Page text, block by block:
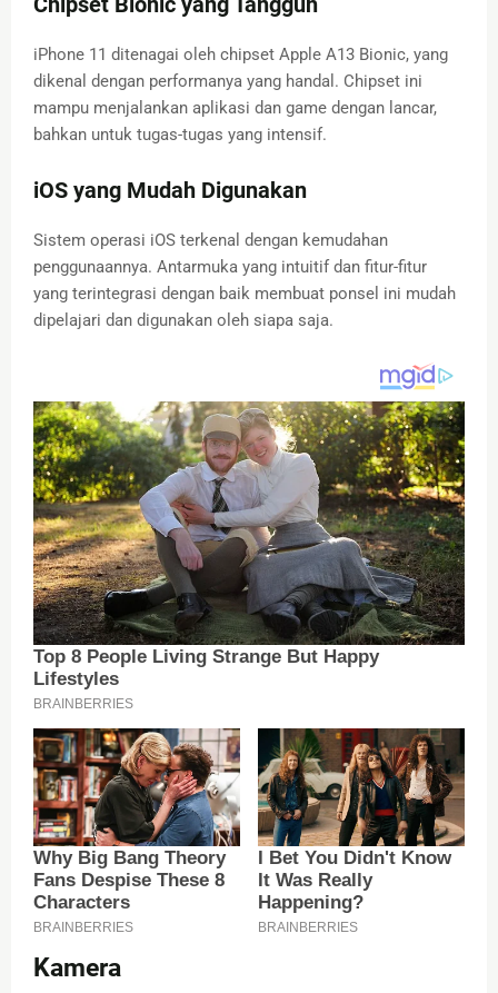
iPhone 11 ditenagai oleh chipset Apple A13 Bionic, yang
dikenal dengan performanya yang handal. Chipset ini
mampu menjalankan aplikasi dan game dengan lancar,
bahkan untuk tugas-tugas yang intensif.
iOS yang Mudah Digunakan
Sistem operasi iOS terkenal dengan kemudahan
penggunaannya. Antarmuka yang intuitif dan fitur-fitur
yang terintegrasi dengan baik membuat ponsel ini mudah
dipelajari dan digunakan oleh siapa saja.
Kamera